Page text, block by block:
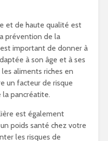
et de haute qualité est
prévention de la
important de donner à
à son âge et à ses
aliments riches en
un facteur de risque
pancréatite.
est également
poids santé chez votre
les risques de